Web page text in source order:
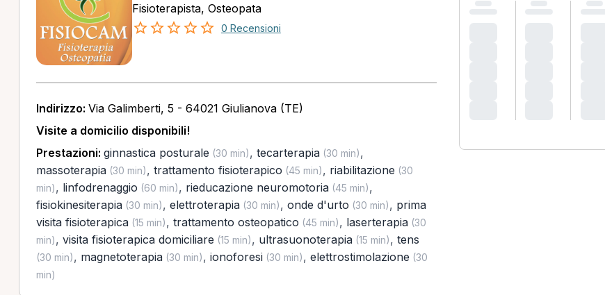
Fisioterapista, Osteopata
0 Recensioni
Indirizzo: Via Galimberti, 5 - 64021 Giulianova (TE)
Visite a domicilio disponibili!
Prestazioni: ginnastica posturale (30 min), tecarterapia(30 min),
massoterapia(30 min), trattamento fisioterapico (45 min), riabilitazione (30
min), linfodrenaggio (60 min), rieducazione neuromotoria(45 min),
fisiokinesiterapia(30 min), elettroterapia(30 min), onde d'urto (30 min), prima
visita fisioterapica(15 min), trattamento osteopatico (45 min), laserterapia(30
min), visita fisioterapica domiciliare (15 min), ultrasuonoterapia(15 min), tens
(30 min), magnetoterapia(30 min), ionoforesi(30 min), elettrostimolazione (30
min)